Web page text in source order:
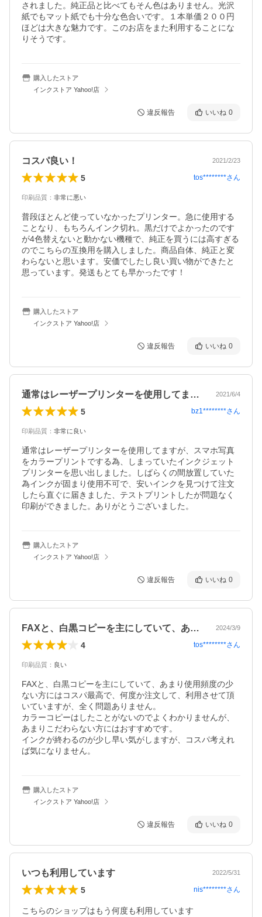
されました。純正品と比べてもそん色はありません。光沢
紙でもマット紙でも十分な色合いです。１本単価２００円
ほどは大きな魅力です。このお店をまた利用することにな
りそうです。
購入したストア
インクストア Yahoo!店
違反報告 いいね 0
コスパ良い！ 2021/2/23
5 tos********さん
印刷品質 ： 非常に悪い
普段ほとんど使っていなかったプリンター。急に使用する
ことなり、もちろんインク切れ。黒だけでよかったのです
が4色替えないと動かない機種で、純正を買うには高すぎる
のでこちらの互換用を購入しました。商品自体、純正と変
わらないと思います。安価でしたし良い買い物ができたと
思っています。発送もとても早かったです！
購入したストア
インクストア Yahoo!店
違反報告 いいね 0
通常はレーザープリンターを使用してます… 2021/6/4
5 bz1********さん
印刷品質 ： 非常に良い
通常はレーザープリンターを使用してますが、スマホ写真
をカラープリントでする為、しまっていたインクジェット
プリンターを思い出しました。しばらくの間放置していた
為インクが固まり使用不可で、安いインクを見つけて注文
したら直ぐに届きました、テストプリントしたが問題なく
印刷ができました。ありがとうございました。
購入したストア
インクストア Yahoo!店
違反報告 いいね 0
FAXと、白黒コピーを主にしていて、あ… 2024/3/9
4 tos********さん
印刷品質 ： 良い
FAXと、白黒コピーを主にしていて、あまり使用頻度の少
ない方にはコスパ最高で、何度か注文して、利用させて頂
いていますが、全く問題ありません。
カラーコピーはしたことがないのでよくわかりませんが、
あまりこだわらない方にはおすすめです。
インクが終わるのが少し早い気がしますが、コスパ考えれ
ば気になりません。
購入したストア
インクストア Yahoo!店
違反報告 いいね 0
いつも利用しています 2022/5/31
5 nis********さん
こちらのショップはもう何度も利用しています